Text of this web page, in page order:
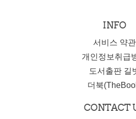
INFO
서비스 약관
개인정보취급
도서출판 길
더북
CONTACT